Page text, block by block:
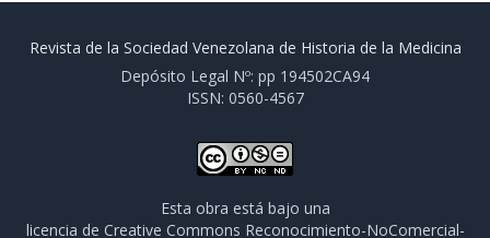
Revista de la Sociedad Venezolana de Historia de la Medicina
Depósito Legal Nº: pp 194502CA94
ISSN: 0560-4567
Esta obra está bajo una
licencia de Creative Commons Reconocimiento-NoComercial-